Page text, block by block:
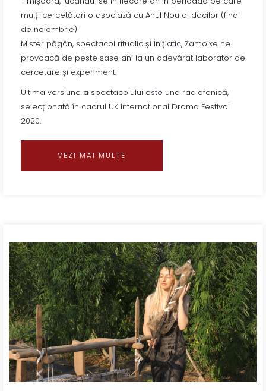
mulți cercetători o asociază cu Anul Nou al dacilor (final
de noiembrie)
Mister păgân, spectacol ritualic și inițiatic, Zamolxe ne
provoacă de peste șase ani la un adevărat laborator de
cercetare și experiment.
Ultima versiune a spectacolului este una radiofonică,
selecționată în cadrul UK International Drama Festival
2020.
VEZI MAI MULTE